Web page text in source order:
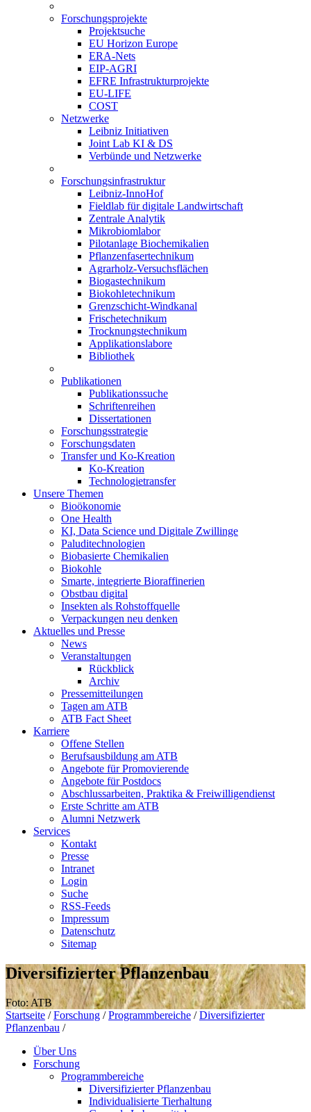
Forschungsprojekte
Projektsuche
EU Horizon Europe
ERA-Nets
EIP-AGRI
EFRE Infrastrukturprojekte
EU-LIFE
COST
Netzwerke
Leibniz Initiativen
Joint Lab KI & DS
Verbünde und Netzwerke
Forschungsinfrastruktur
Leibniz-InnoHof
Fieldlab für digitale Landwirtschaft
Zentrale Analytik
Mikrobiomlabor
Pilotanlage Biochemikalien
Pflanzenfasertechnikum
Agrarholz-Versuchsflächen
Biogastechnikum
Biokohletechnikum
Grenzschicht-Windkanal
Frischetechnikum
Trocknungstechnikum
Applikationslabore
Bibliothek
Publikationen
Publikationssuche
Schriftenreihen
Dissertationen
Forschungsstrategie
Forschungsdaten
Transfer und Ko-Kreation
Ko-Kreation
Technologietransfer
Unsere Themen
Bioökonomie
One Health
KI, Data Science und Digitale Zwillinge
Paluditechnologien
Biobasierte Chemikalien
Biokohle
Smarte, integrierte Bioraffinerien
Obstbau digital
Insekten als Rohstoffquelle
Verpackungen neu denken
Aktuelles und Presse
News
Veranstaltungen
Rückblick
Archiv
Pressemitteilungen
Tagen am ATB
ATB Fact Sheet
Karriere
Offene Stellen
Berufsausbildung am ATB
Angebote für Promovierende
Angebote für Postdocs
Abschlussarbeiten, Praktika & Freiwilligendienst
Erste Schritte am ATB
Alumni Netzwerk
Services
Kontakt
Presse
Intranet
Login
Suche
RSS-Feeds
Impressum
Datenschutz
Sitemap
Diversifizierter Pflanzenbau
Foto: ATB
Startseite / Forschung / Programmbereiche / Diversifizierter
Pflanzenbau /
Über Uns
Forschung
Programmbereiche
Diversifizierter Pflanzenbau
Individualisierte Tierhaltung